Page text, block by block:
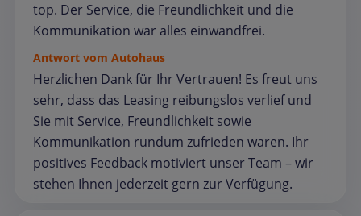
top. Der Service, die Freundlichkeit und die
Kommunikation war alles einwandfrei.
Antwort vom Autohaus
Herzlichen Dank für Ihr Vertrauen! Es freut uns
sehr, dass das Leasing reibungslos verlief und
Sie mit Service, Freundlichkeit sowie
Kommunikation rundum zufrieden waren. Ihr
positives Feedback motiviert unser Team – wir
stehen Ihnen jederzeit gern zur Verfügung.